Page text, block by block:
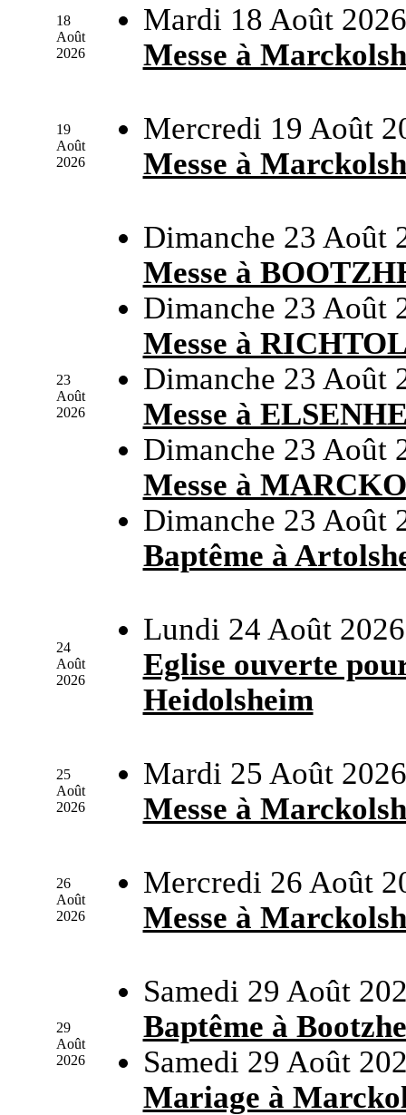
18
Août
2026
Mardi 18 Août
Messe à
19
Août
2026
Mercredi 19 Août
Messe à
23
Août
2026
Dimanche 23 Août
Messe à
Dimanche 23 Août
Messe à
Dimanche 23 Août
Messe à
Dimanche 23 Août
Messe à
Dimanche 23 Août
Baptême à
24
Août
2026
Lundi 24 Août
Eglise ouverte
Heidolsheim
25
Août
2026
Mardi 25 Août
Messe à
26
Août
2026
Mercredi 26 Août
Messe à
29
Août
2026
Samedi 29 Août
Baptême à
Samedi 29 Août
Mariage à